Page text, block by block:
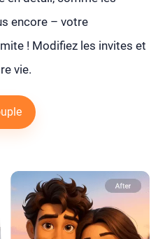
encore – votre
! Modifiez les invites et
vie.